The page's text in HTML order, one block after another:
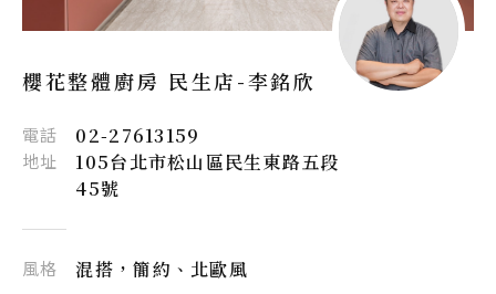
櫻花整體廚房 民生店-李銘欣
電話 02-27613159
地址
105台北市松山區民生東路五段
45號
風格 混搭，簡約、北歐風